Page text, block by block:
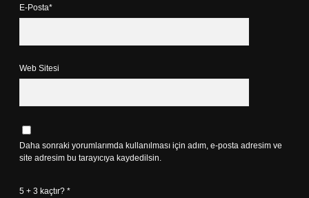
E-Posta*
Web Sitesi
Daha sonraki yorumlarımda kullanılması için adım, e-posta adresim ve
site adresim bu tarayıcıya kaydedilsin.
5 + 3 kaçtır? *